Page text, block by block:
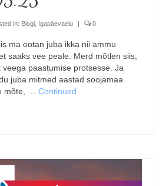
in: Blogi Igapäevaelu | 0
ma ootan juba ikka nii ammu
saaks vee peale. Merd mõtlen siis,
paastumise protsesse. Ja
juba mitmed aastad soojamaa
mõte, … Continued